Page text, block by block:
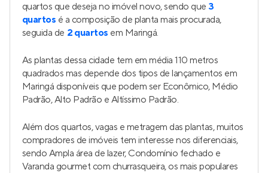
quartos que deseja no imóvel novo, sendo que 3
quartos é a composição de planta mais procurada,
seguida de 2 quartos em Maringá.
As plantas dessa cidade tem em média 110 metros
quadrados mas depende dos tipos de lançamentos em
Maringá disponíveis que podem ser Econômico, Médio
Padrão, Alto Padrão e Altíssimo Padrão.
Além dos quartos, vagas e metragem das plantas, muitos
compradores de imóveis tem interesse nos diferenciais,
sendo Ampla área de lazer, Condomínio fechado e
Varanda gourmet com churrasqueira, os mais populares